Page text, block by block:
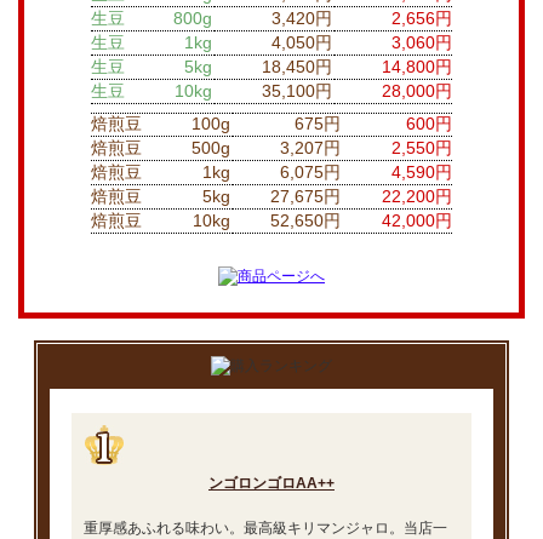
生豆
800g 3,420円
2,656円
生豆
1kg 4,050円
3,060円
生豆
5kg 18,450円
14,800円
生豆
10kg 35,100円
28,000円
焙煎豆
100g 675円
600円
焙煎豆
500g 3,207円
2,550円
焙煎豆
1kg 6,075円
4,590円
焙煎豆
5kg 27,675円
22,200円
焙煎豆
10kg 52,650円 42,000円
ンゴロンゴロAA++
重厚感あふれる味わい。最高級キリマンジャロ。当店一